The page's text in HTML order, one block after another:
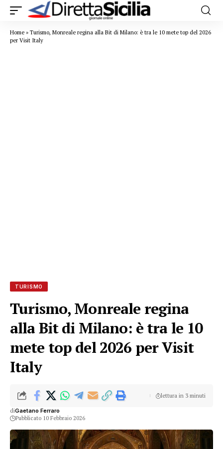
Home » Turismo, Monreale regina alla Bit di Milano: è tra le 10 mete top del 2026
per Visit Italy
TURISMO
Turismo, Monreale regina
alla Bit di Milano: è tra le 10
mete top del 2026 per Visit
Italy
diGaetano Ferraro
Pubblicato 10 Febbraio 2026
lettura in 3 minuti